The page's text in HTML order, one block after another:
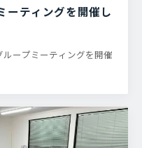
ーティングを開催し
ループミーティングを開催